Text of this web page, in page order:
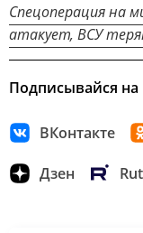
Спецоперация на
атакует, ВСУ
Подписывайся на
ВКонтакте
Дзен